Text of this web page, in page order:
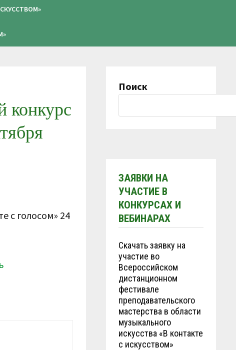
конкурс
с голосом» 24
Поиск
ЗАЯВКИ НА
УЧАСТИЕ В
КОНКУРСАХ И
ВЕБИНАРАХ
Скачать заявку на
участие во
Всероссийском
дистанционном
фестивале
преподавательского
мастерства в области
музыкального
искусства «В контакте
с искусством»